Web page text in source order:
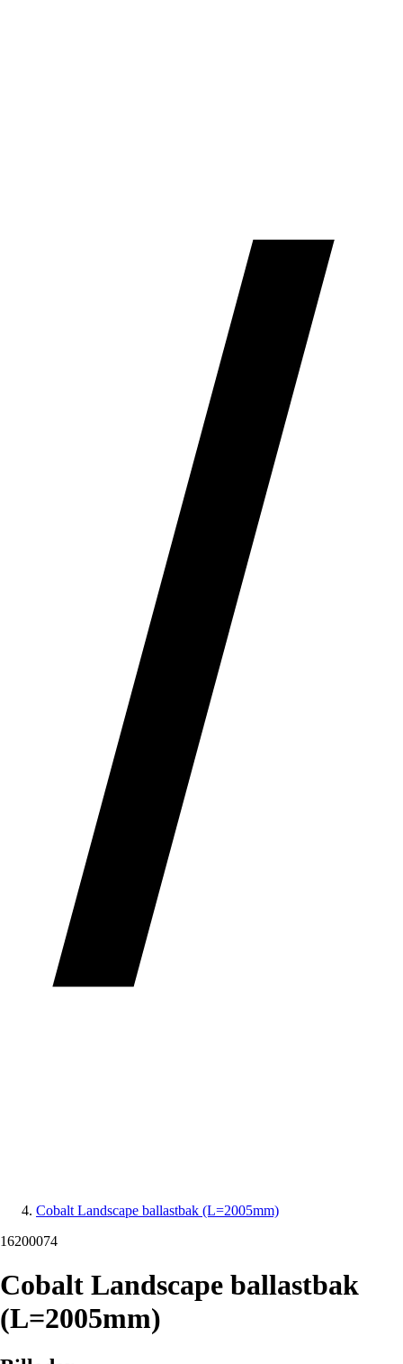
Cobalt Landscape ballastbak (L=2005mm)
16200074
Cobalt Landscape ballastbak
(L=2005mm)